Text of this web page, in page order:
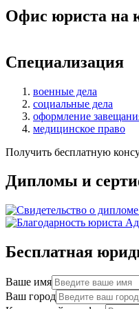
Офис юриста на
+
Специализация
военные дела
социальные дела
оформление
медицинское право
Получить бесплатную
Дипломы и
Бесплатная
Ваше имя
Ваш город